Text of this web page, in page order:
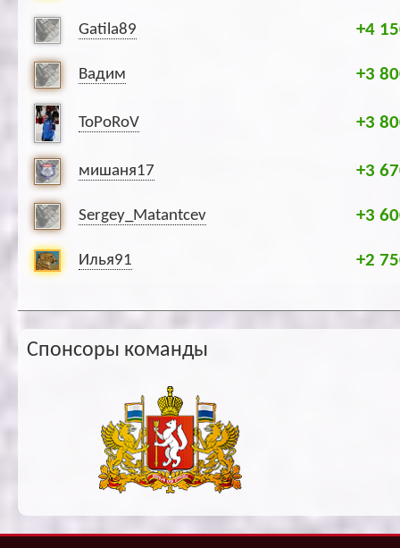
Gatila89 +4
Вадим +3
ToPoRoV +3
мишаня17 +3
Sergey_Matantcev +3
Илья91 +2
Спонсоры команды